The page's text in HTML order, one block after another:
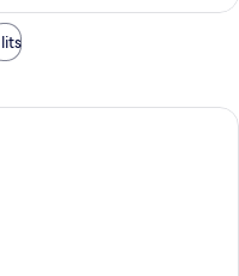
chambre d’hôtel avec un lit,